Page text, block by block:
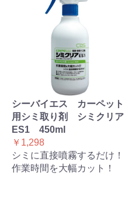
シーバイエス カーペット
用シミ取り剤 シミクリア
ES1 450ml
￥1,298
シミに直接噴霧するだけ！
作業時間を大幅カット！